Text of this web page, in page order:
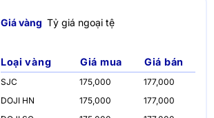
Giá vàng Tỷ giá ngoại tệ
Loại vàng Giá mua Giá bán
SJC 175,000
177,000
DOJI HN
175,000
177,000